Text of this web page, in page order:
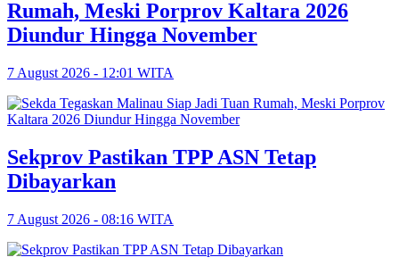
Rumah, Meski Porprov Kaltara 2026
Diundur Hingga November
7 August 2026 - 12:01 WITA
Sekprov Pastikan TPP ASN Tetap
Dibayarkan
7 August 2026 - 08:16 WITA